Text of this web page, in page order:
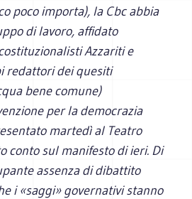
poco importa), la Cbc abbia
di lavoro, affidato
Azzariti e
redattori dei quesiti
bene comune)
per la democrazia
martedì al Teatro
conto sul manifesto di ieri. Di
assenza di dibattito
i «saggi» governativi stanno